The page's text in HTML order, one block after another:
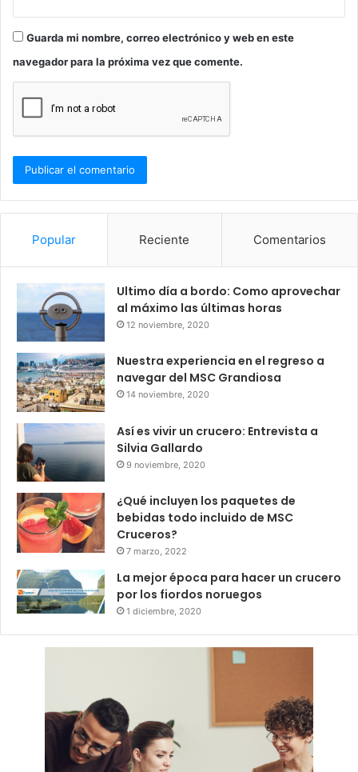
Guarda mi nombre, correo electrónico y web en este
navegador para la próxima vez que comente.
Popular Reciente Comentarios
Ultimo día a bordo: Como aprovechar
al máximo las últimas horas
12 noviembre, 2020
Nuestra experiencia en el regreso a
navegar del MSC Grandiosa
14 noviembre, 2020
Así es vivir un crucero: Entrevista a
Silvia Gallardo
9 noviembre, 2020
¿Qué incluyen los paquetes de
bebidas todo incluido de MSC
Cruceros?
7 marzo, 2022
La mejor época para hacer un crucero
por los fiordos noruegos
1 diciembre, 2020